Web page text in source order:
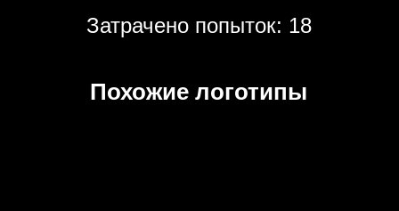
Затрачено попыток: 18
Похожие логотипы